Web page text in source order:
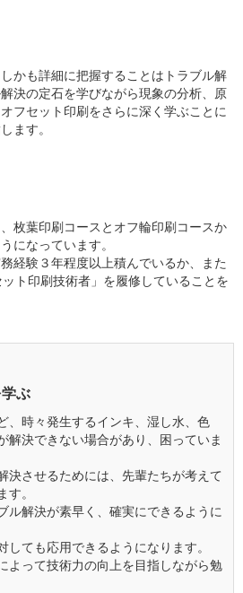
かも詳細に把握することはトラブル解
決の定石を学びながら現象の分析、原
フセット印刷をさらに深く学ぶことに
ます。
枚葉印刷コースとオフ輪印刷コースか
になっています。
経験３年程度以上積んでいるか、また
ト印刷技術者」を履修していることを
ぶ
、時々発生するインキ、湿し水、色
解決できない場合があり、困っていま
決させるためには、先輩たちが考えて
。
ル解決が素早く、確実にできるように
しても応用できるようになります。
よって技術力の向上を目指しながら勉